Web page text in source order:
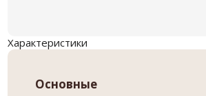
Характеристики
Основные